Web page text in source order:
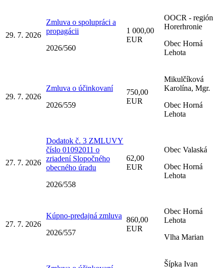
29. 7. 2026
Zmluva o spolupráci a
propagácii
2026/560
1 000,00
EUR
OOCR - región
Horerhronie
Obec Horná
Lehota
29. 7. 2026
Zmluva o účinkovaní
2026/559
750,00
EUR
Mikulčíková
Karolína, Mgr.
Obec Horná
Lehota
27. 7. 2026
Dodatok č. 3 ZMLUVY
číslo 01092011 o
zriadení Slopočného
obecného úradu
2026/558
62,00
EUR
Obec Valaská
Obec Horná
Lehota
27. 7. 2026
Kúpno-predajná zmluva
2026/557
860,00
EUR
Obec Horná
Lehota
Vlha Marian
Šípka Ivan